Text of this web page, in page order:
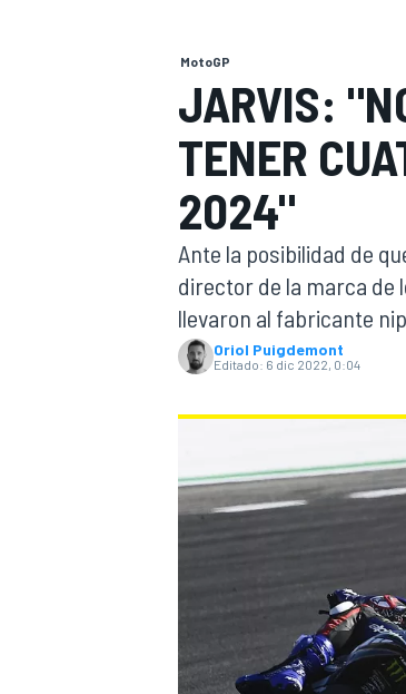
MOTOGP
MotoGP
JARVIS:
TENER
2024"
Ante la posibilidad de
director de la marca de
llevaron al fabricante
Oriol Puigdemont
Editado: 6 dic 2022, 0:04